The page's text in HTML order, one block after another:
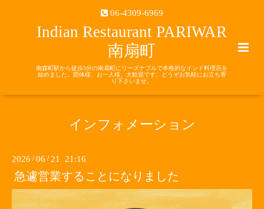
06-4309-6969
Indian Restaurant PARIWAR
南扇町
南森町駅から徒歩5分の南扇町にリーズナブルで本格的なインド料理店を
始めました。団体様、お一人様、大歓迎です。どうぞお気軽にお立ち寄
り下さいませ。
インフォメーション
2026 /06 / 21 21:16
急遽営業することになりました